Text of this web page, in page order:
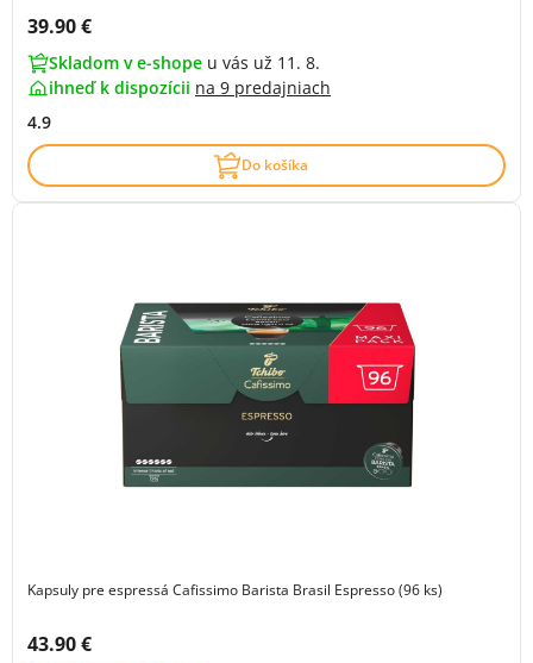
Cena s DPH:
39.90 €
Skladom v e-shope u vás už 11. 8.
ihneď k dispozícii na 9 predajniach
4.9
Do košíka
Kapsuly pre espressá Cafissimo Barista Brasil Espresso (96 ks)
Cena s DPH:
43.90 €